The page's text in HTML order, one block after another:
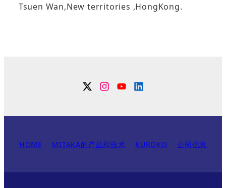
Tsuen Wan,New territories ,HongKong.
TwitterInstagram
YouTubeLinkdin
HOME MITAKA的产品和技术 KUROKO 公司信息